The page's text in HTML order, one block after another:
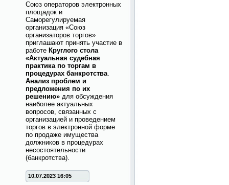
Союз операторов электронных
площадок и
Саморегулируемая
организация «Союз
организаторов торгов»
приглашают принять участие в
работе Круглого стола
«Актуальная судебная
практика по торгам в
процедурах банкротства.
Анализ проблем и
предложения по их
решению» для обсуждения
наиболее актуальных
вопросов, связанных с
организацией и проведением
торгов в электронной форме
по продаже имущества
должников в процедурах
несостоятельности
(банкротства).
10.07.2023 16:05